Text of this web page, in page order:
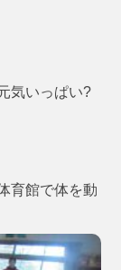
気いっぱい?
育館で体を動